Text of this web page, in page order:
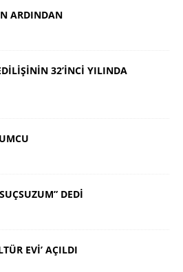
ARDINDAN
32’İNCİ YILINDA
DEDİ
EVİ’ AÇILDI